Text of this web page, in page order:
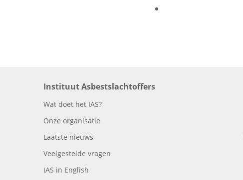
Instituut Asbestslachtoffers
Wat doet het IAS?
Onze organisatie
Laatste nieuws
Veelgestelde vragen
IAS in English